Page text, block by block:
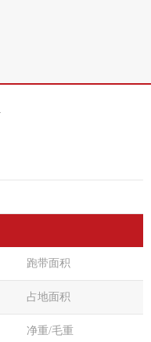
跑带面积
占地面积
净重/毛重